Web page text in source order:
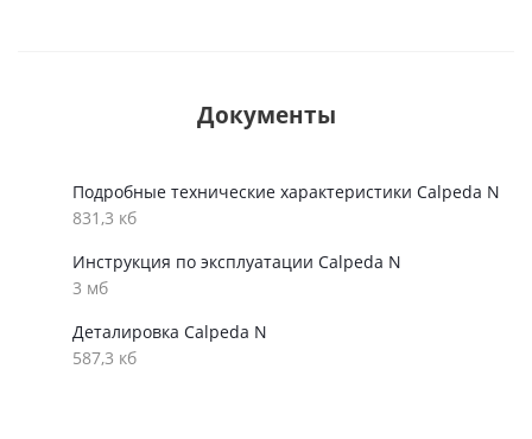
Документы
Подробные технические характеристики Calpeda N
831,3 кб
Инструкция по эксплуатации Calpeda N
3 мб
Деталировка Calpeda N
587,3 кб